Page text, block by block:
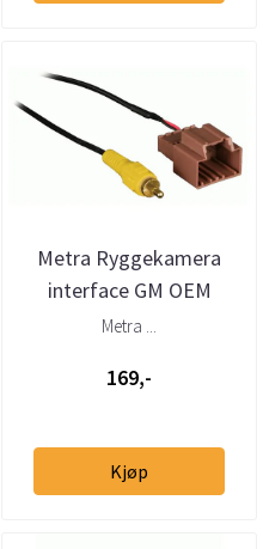
Metra Ryggekamera
interface GM OEM
kamera -
Metra ...
169,-
Kjøp